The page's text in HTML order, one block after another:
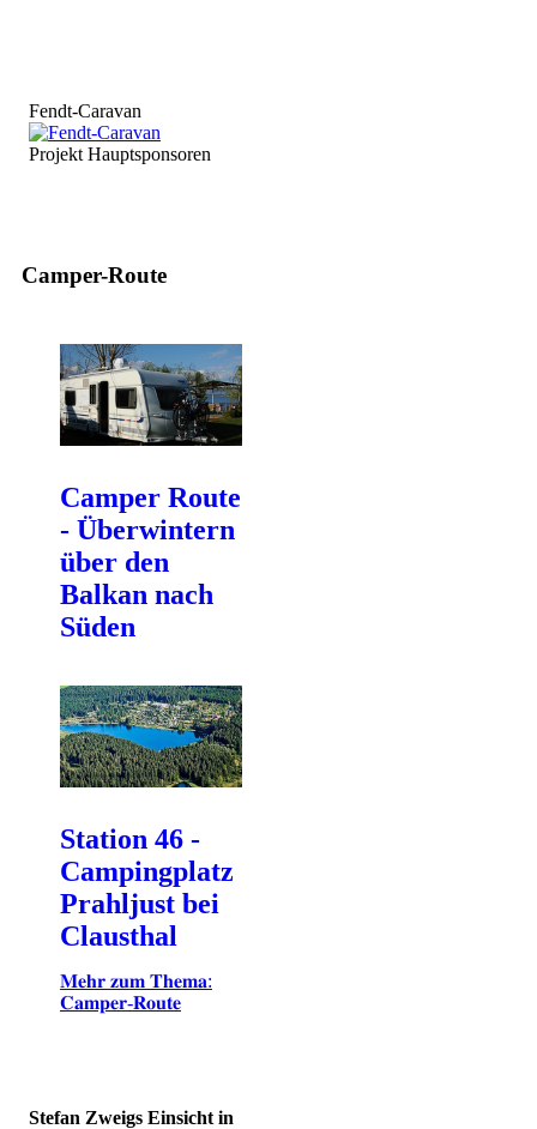
Fendt-Caravan
Projekt Hauptsponsoren
Camper-Route
Camper Route
- Überwintern
über den
Balkan nach
Süden
Station 46 -
Campingplatz
Prahljust bei
Clausthal
𝐌𝐞𝐡𝐫 𝐳𝐮𝐦 𝐓𝐡𝐞𝐦𝐚:
𝐂𝐚𝐦𝐩𝐞𝐫-𝐑𝐨𝐮𝐭𝐞
Stefan Zweigs Einsicht in